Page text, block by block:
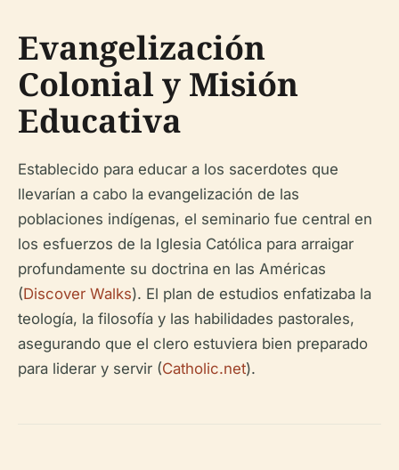
Evangelización
Colonial y Misión
Educativa
Establecido para educar a los sacerdotes que
llevarían a cabo la evangelización de las
poblaciones indígenas, el seminario fue central en
los esfuerzos de la Iglesia Católica para arraigar
profundamente su doctrina en las Américas
(Discover Walks). El plan de estudios enfatizaba la
teología, la filosofía y las habilidades pastorales,
asegurando que el clero estuviera bien preparado
para liderar y servir (Catholic.net).